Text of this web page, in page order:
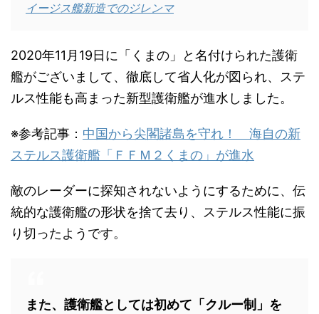
イージス艦新造でのジレンマ
2020年11月19日に「くまの」と名付けられた護衛
艦がございまして、徹底して省人化が図られ、ステ
ルス性能も高まった新型護衛艦が進水しました。
※参考記事： 中国から尖閣諸島を守れ！ 海自の新
ステルス護衛艦「ＦＦＭ２くまの」が進水
敵のレーダーに探知されないようにするために、伝
統的な護衛艦の形状を捨て去り、ステルス性能に振
り切ったようです。
また、護衛艦としては初めて「クルー制」を